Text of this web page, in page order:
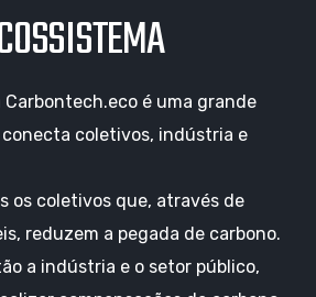
Carbontech.eco é uma grande
coletivos, indústria e
os coletivos que, através de
reduzem a pegada de carbono.
a indústria e o setor público,